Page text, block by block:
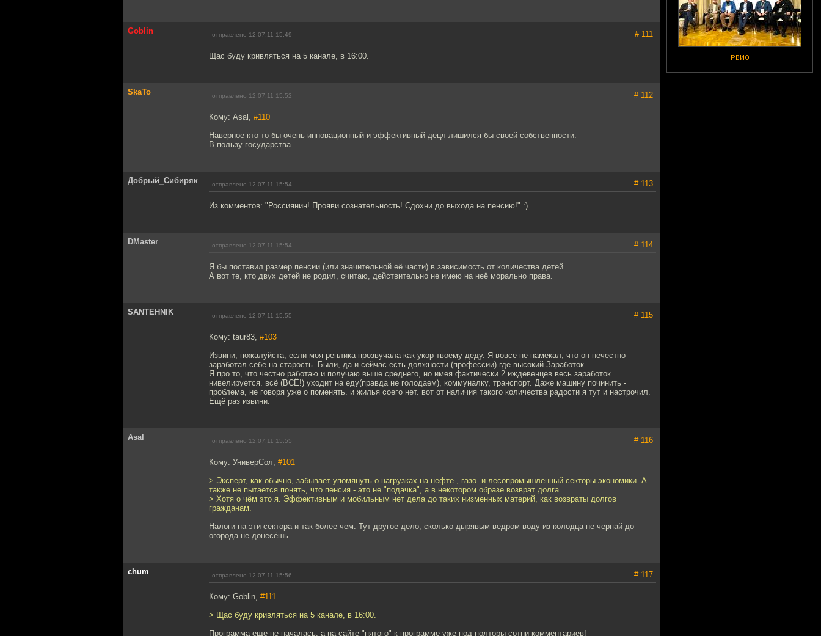
РВИО
Goblin отправлено 12.07.11 15:49 # 111
Щас буду кривляться на 5 канале, в 16:00.
SkaTo отправлено 12.07.11 15:52 # 112
Кому: Asal, #110
Наверное кто то бы очень инновационный и эффективный децл лишился бы своей собственности.
В пользу государства.
Добрый_Сибиряк отправлено 12.07.11 15:54 # 113
Из комментов: "Россиянин! Прояви сознательность! Сдохни до выхода на пенсию!" :)
DMaster отправлено 12.07.11 15:54 # 114
Я бы поставил размер пенсии (или значительной её части) в зависимость от количества детей.
А вот те, кто двух детей не родил, считаю, действительно не имею на неё морально права.
SANTEHNIK отправлено 12.07.11 15:55 # 115
Кому: taur83, #103
Извини, пожалуйста, если моя реплика прозвучала как укор твоему деду. Я вовсе не намекал, что он нечестно
заработал себе на старость. Были, да и сейчас есть должности (профессии) где высокий Заработок.
Я про то, что честно работаю и получаю выше среднего, но имея фактически 2 иждевенцев весь заработок
нивелируется. всё (ВСЁ!) уходит на еду(правда не голодаем), коммуналку, транспорт. Даже машину починить -
проблема, не говоря уже о поменять. и жилья соего нет. вот от наличия такого количества радости я тут и настрочил.
Ещё раз извини.
Asal отправлено 12.07.11 15:55 # 116
Кому: УниверСол, #101
> Эксперт, как обычно, забывает упомянуть о нагрузках на нефте-, газо- и лесопромышленный секторы экономики. А
также не пытается понять, что пенсия - это не "подачка", а в некотором образе возврат долга.
> Хотя о чём это я. Эффективным и мобильным нет дела до таких низменных материй, как возвраты долгов
гражданам.
Налоги на эти сектора и так более чем. Тут другое дело, сколько дырявым ведром воду из колодца не черпай до
огорода не донесёшь.
chum отправлено 12.07.11 15:56 # 117
Кому: Goblin, #111
> Щас буду кривляться на 5 канале, в 16:00.
Программа еще не началась, а на сайте "пятого" к программе уже под полторы сотни комментариев!